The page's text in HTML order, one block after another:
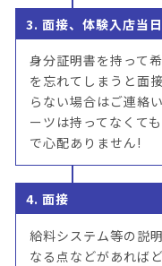
3. 面接、体験入店当日
身分証明書を持って
を忘れてしまうと面
らない場合はご連絡
ーツは持ってなくて
で心配ありません!
4. 面接
給料システム等の説
なる点などがあれば